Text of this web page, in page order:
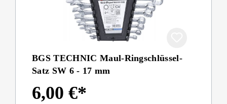
BGS TECHNIC Maul-Ringschlüssel-
Satz SW 6 - 17 mm
6,00 €*